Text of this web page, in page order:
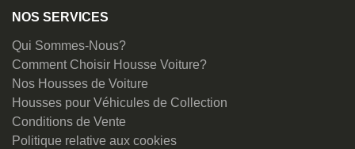
NOS SERVICES
Qui Sommes-Nous?
Comment Choisir Housse Voiture?
Nos Housses de Voiture
Housses pour Véhicules de Collection
Conditions de Vente
Politique relative aux cookies